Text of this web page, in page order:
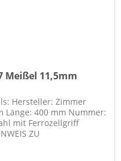
Meißel 11,5mm
Hersteller: Zimmer
Länge: 400 mm Nummer:
mit Ferrozellgriff
ZU